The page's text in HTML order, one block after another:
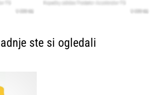
ste si ogledali